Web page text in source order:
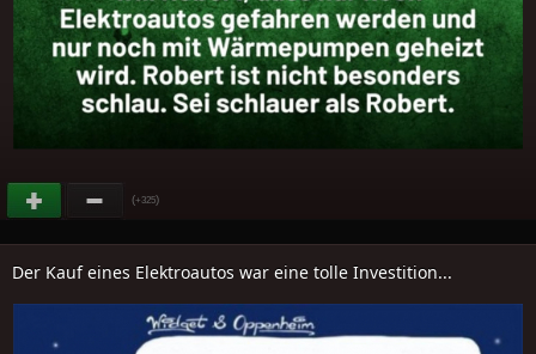
(+325)
Der Kauf eines Elektroautos war eine tolle Investition...